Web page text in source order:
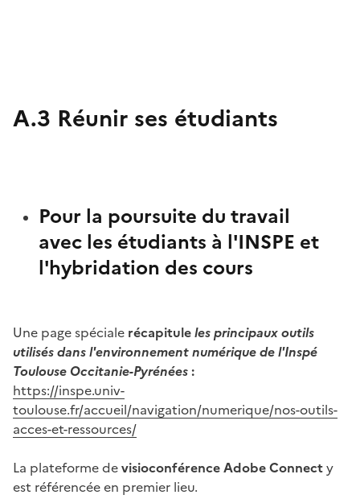
A.3 Réunir ses étudiants
Pour la poursuite du travail
avec les étudiants à l'INSPE et
l'hybridation des cours
Une page spéciale récapituleles principaux outils
utilisés dans l'environnement numérique de l'Inspé
Toulouse Occitanie-Pyrénées:
https://inspe.univ-
toulouse.fr/accueil/navigation/numerique/nos-outils-
acces-et-ressources/
La plateforme devisioconférence Adobe Connecty
est référencée en premier lieu.